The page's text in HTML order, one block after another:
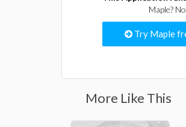
Maple?
Try Maple
More Like This